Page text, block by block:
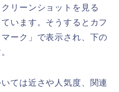
リーンショットを見る
います。そうするとカフ
ーク」で表示され、下の
ては近さや人気度、関連